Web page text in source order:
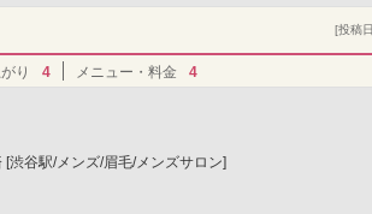
[投稿
り 4 メニュー・料金 4
谷駅/メンズ/眉毛/メンズサロン]